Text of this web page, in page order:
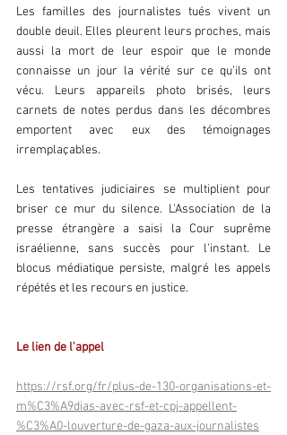
Les familles des journalistes tués vivent un
double deuil. Elles pleurent leurs proches, mais
aussi la mort de leur espoir que le monde
connaisse un jour la vérité sur ce qu'ils ont
vécu. Leurs appareils photo brisés, leurs
carnets de notes perdus dans les décombres
emportent avec eux des témoignages
irremplaçables.
Les tentatives judiciaires se multiplient pour
briser ce mur du silence. L'Association de la
presse étrangère a saisi la Cour suprême
israélienne, sans succès pour l'instant. Le
blocus médiatique persiste, malgré les appels
répétés et les recours en justice.
Le lien de l'appel
https://rsf.org/fr/plus-de-130-organisations-et-
m%C3%A9dias-avec-rsf-et-cpj-appellent-
%C3%A0-louverture-de-gaza-aux-journalistes